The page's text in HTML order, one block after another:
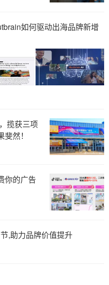
如何驱动出海品牌新增
揽获三项
然！
你的广告
,助力品牌价值提升